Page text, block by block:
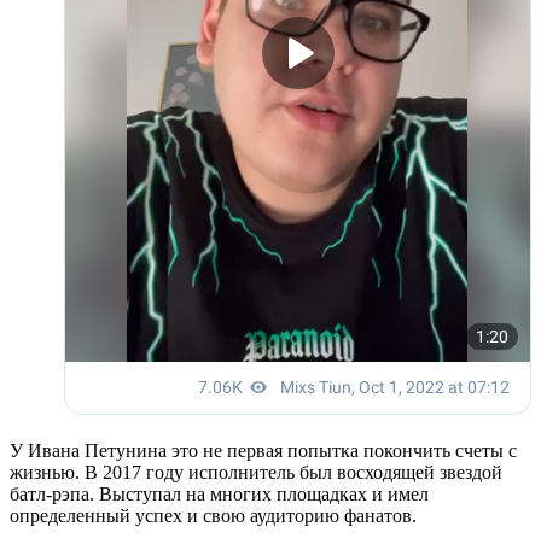
У Ивана Петунина это не первая попытка покончить счеты с
жизнью. В 2017 году исполнитель был восходящей звездой
батл-рэпа. Выступал на многих площадках и имел
определенный успех и свою аудиторию фанатов.